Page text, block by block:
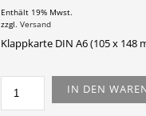
Enthält 19% Mwst.
zzgl.Versand
Klappkarte DIN A6 (105 x 148
MENGE
IN DEN